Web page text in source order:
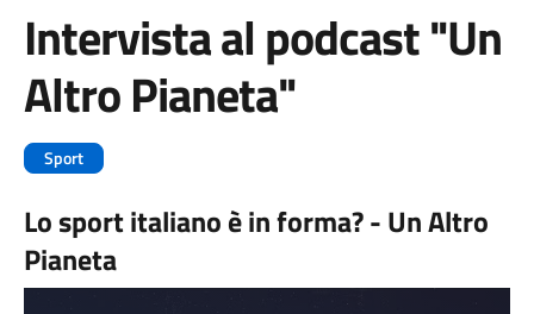
Intervista al podcast "Un
Altro Pianeta"
Sport
Lo sport italiano è in forma? - Un Altro
Pianeta